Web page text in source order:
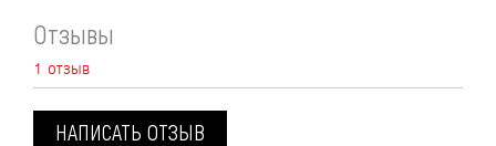
Отзывы
1 отзыв
НАПИСАТЬ ОТЗЫВ